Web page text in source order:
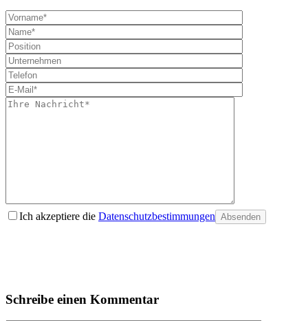
Ich akzeptiere die Datenschutzbestimmungen Absenden
Schreibe einen Kommentar